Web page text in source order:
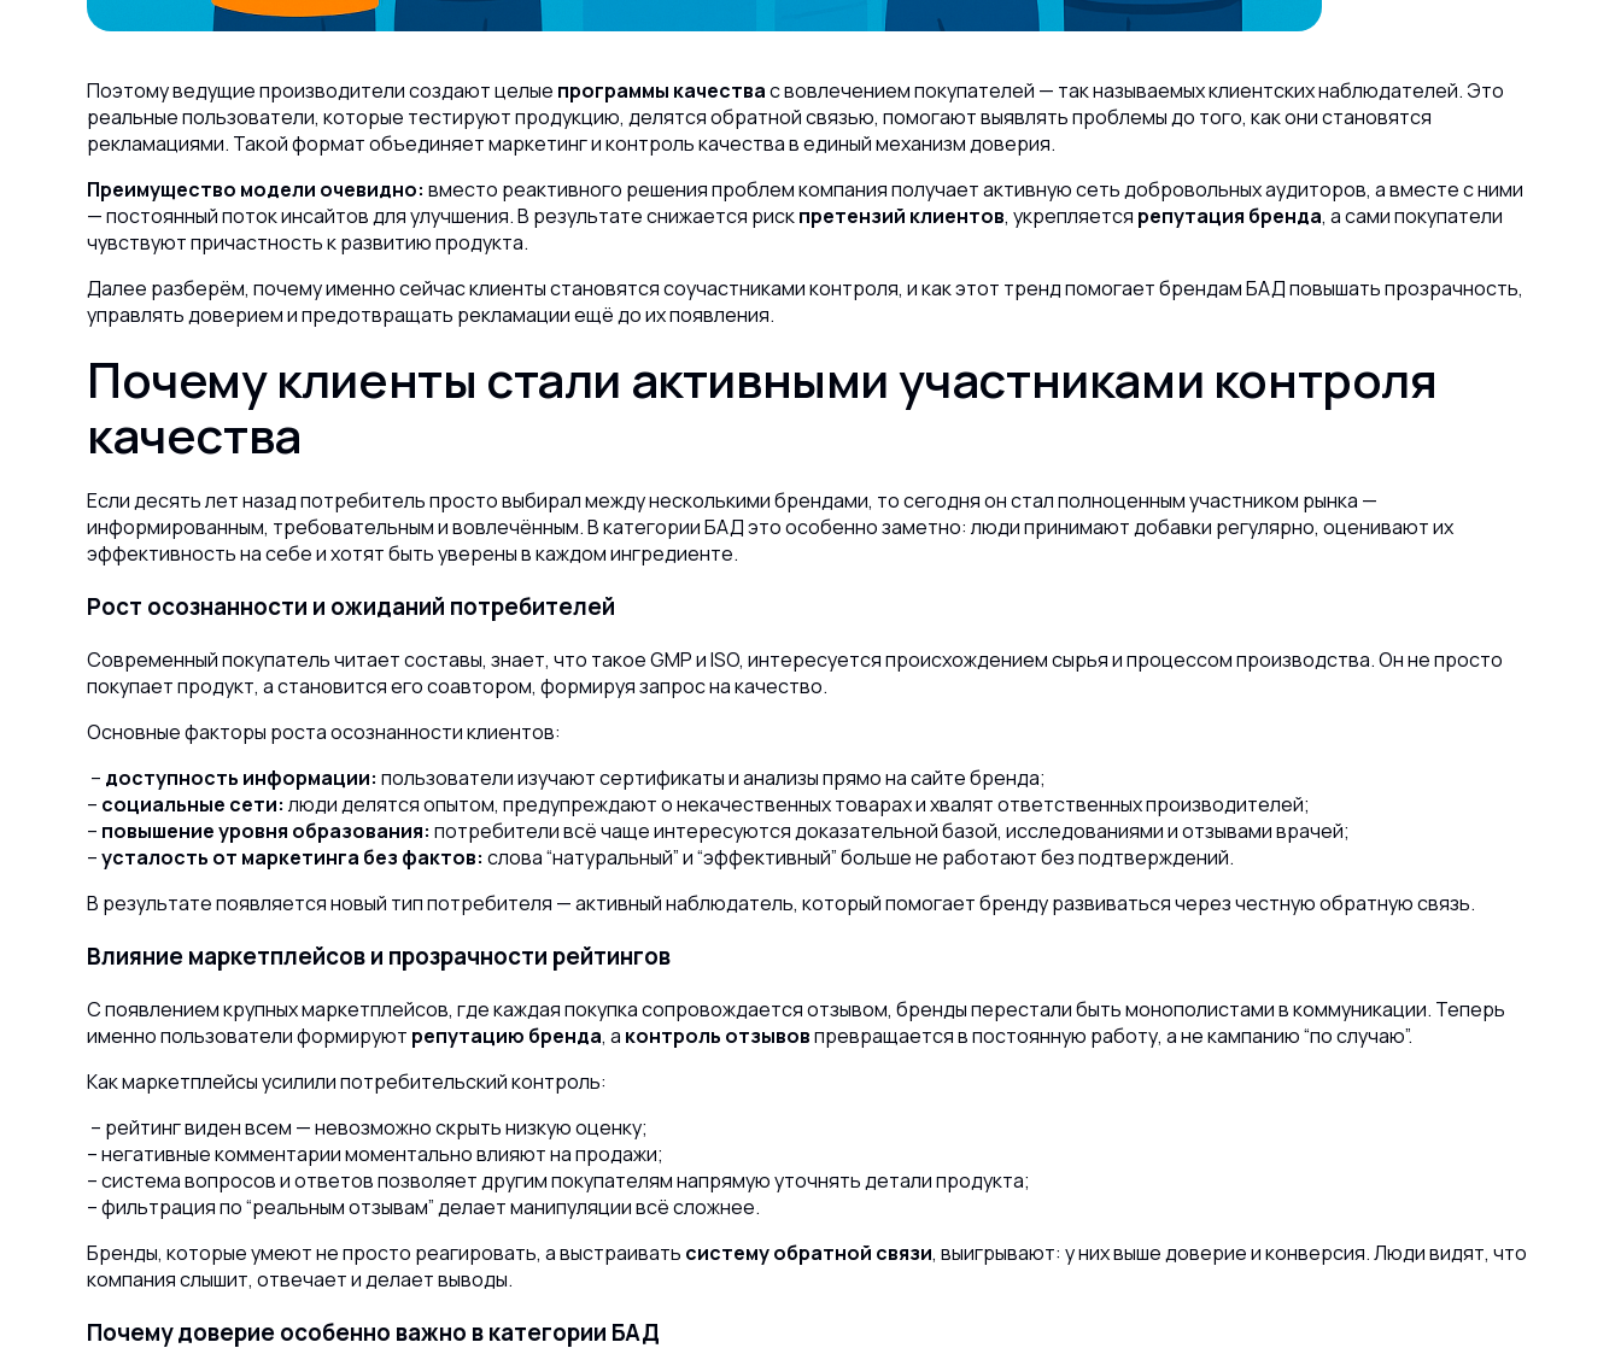
Поэтому ведущие производители создают целые программы качествас вовлечением покупателей — так называемыхклиентских наблюдателей. Это
реальные пользователи, которые тестируют продукцию, делятся обратной связью, помогают выявлять проблемы до того, как они становятся
рекламациями. Такой формат объединяет маркетинг и контроль качества в единый механизм доверия.
Преимущество модели очевидно: вместо реактивного решения проблем компания получает активную сеть добровольных аудиторов, а вместе с ними
— постоянный поток инсайтов для улучшения. В результате снижается рискпретензий клиентов, укрепляется репутация бренда, а сами покупатели
чувствуют причастность к развитию продукта.
Далее разберём, почему именно сейчас клиенты становятся соучастниками контроля, и как этот тренд помогает брендам БАД повышать прозрачность,
управлять доверием и предотвращать рекламации ещё до их появления.
Почему клиенты стали активными участниками контроля
качества
Если десять лет назад потребитель просто выбирал между несколькими брендами, то сегодня он стал полноценным участником рынка —
информированным, требовательным и вовлечённым. В категории БАД это особенно заметно: люди принимают добавки регулярно, оценивают их
эффективность на себе и хотят быть уверены в каждом ингредиенте.
Рост осознанности и ожиданий потребителей
Современный покупатель читает составы, знает, что такое GMP и ISO, интересуется происхождением сырья и процессом производства. Он не просто
покупает продукт, а становится его соавтором, формируя запрос на качество.
Основные факторы роста осознанности клиентов:
– доступность информации: пользователи изучают сертификаты и анализы прямо на сайте бренда;
– социальные сети: люди делятся опытом, предупреждают о некачественных товарах и хвалят ответственных производителей;
– повышение уровня образования: потребители всё чаще интересуются доказательной базой, исследованиями и отзывами врачей;
–усталость от маркетинга без фактов: слова “натуральный” и “эффективный” больше не работают без подтверждений.
В результате появляется новый тип потребителя — активный наблюдатель, который помогает бренду развиваться через честную обратную связь.
Влияние маркетплейсов и прозрачности рейтингов
С появлением крупных маркетплейсов, где каждая покупка сопровождается отзывом, бренды перестали быть монополистами в коммуникации. Теперь
именно пользователи формируют репутацию бренда, а контроль отзывовпревращается в постоянную работу, а не кампанию “по случаю”.
Как маркетплейсы усилили потребительский контроль:
– рейтинг виден всем — невозможно скрыть низкую оценку;
– негативные комментарии моментально влияют на продажи;
– система вопросов и ответов позволяет другим покупателям напрямую уточнять детали продукта;
– фильтрация по “реальным отзывам” делает манипуляции всё сложнее.
Бренды, которые умеют не просто реагировать, а выстраивать систему обратной связи, выигрывают: у них выше доверие и конверсия. Люди видят, что
компания слышит, отвечает и делает выводы.
Почему доверие особенно важно в категории БАД